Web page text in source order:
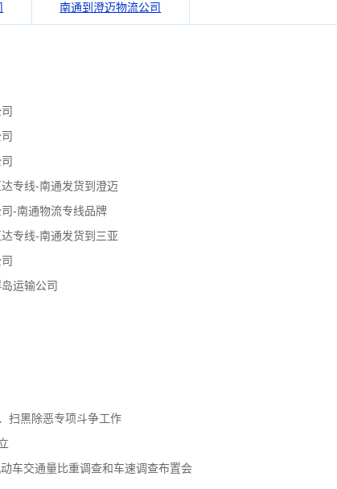
南通到澄迈物流公司
专线-南通发货到澄迈
-南通物流专线品牌
专线-南通发货到三亚
运输公司
扫黑除恶专项斗争工作
车交通量比重调查和车速调查布置会